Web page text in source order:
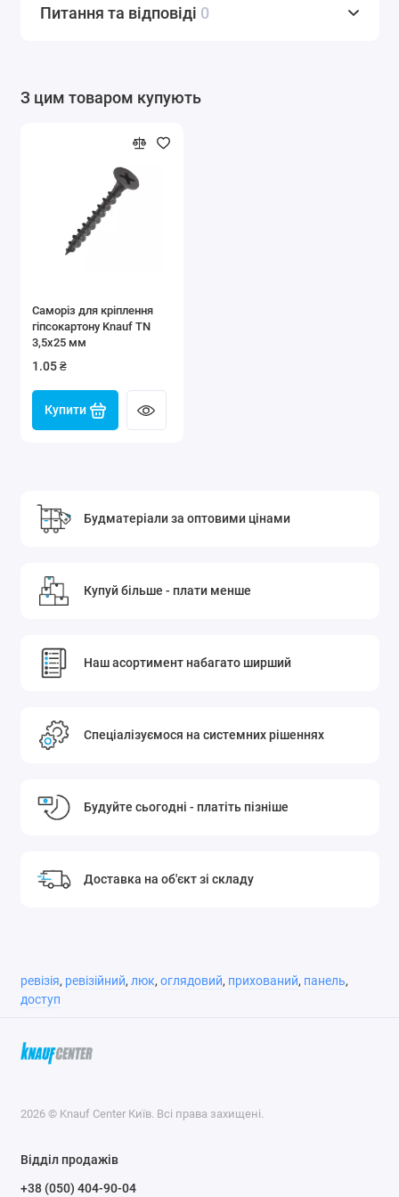
Питання та відповіді 0
З цим товаром купують
Саморіз для кріплення
гіпсокартону Knauf TN
3,5х25 мм
1.05 ₴
Купити
Будматеріали за оптовими цінами
Купуй більше - плати менше
Наш асортимент набагато ширший
Спеціалізуємося на системних рішеннях
Будуйте сьогодні - платіть пізніше
Доставка на об'єкт зі складу
ревізія, ревізійний, люк, оглядовий, прихований, панель,
доступ
2026 © Knauf Center Київ. Всі права захищені.
Відділ продажів
+38 (050) 404-90-04